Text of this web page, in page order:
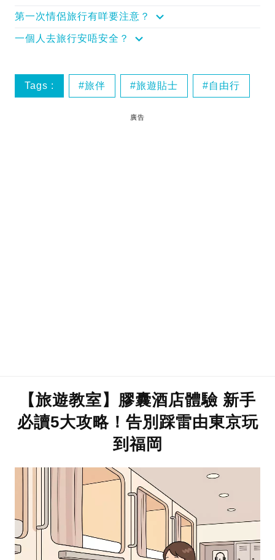
第一次情侶旅行有咩要注意？
一個人去旅行安唔安全？
Tags : 旅伴 旅遊貼士 自由行
廣告
【旅遊教室】膠囊酒店體驗 新手
必讀5大攻略！告別踩雷由東京玩
到福岡